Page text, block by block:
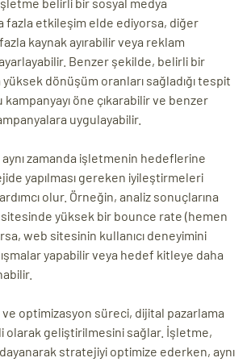
belirli bir sosyal medya
fazla etkileşim elde ediyorsa, diğer
kaynak ayırabilir veya reklam
Benzer şekilde, belirli bir
yüksek dönüşüm oranları sağladığı tespit
öne çıkarabilir ve benzer
uygulayabilir.
zamanda işletmenin hedeflerine
yapılması gereken iyileştirmeleri
olur. Örneğin, analiz sonuçlarına
yüksek bir bounce rate (hemen
web sitesinin kullanıcı deneyimini
yapabilir veya hedef kitleye daha
optimizasyon süreci, dijital pazarlama
olarak geliştirilmesini sağlar. İşletme,
stratejiyi optimize ederken, aynı